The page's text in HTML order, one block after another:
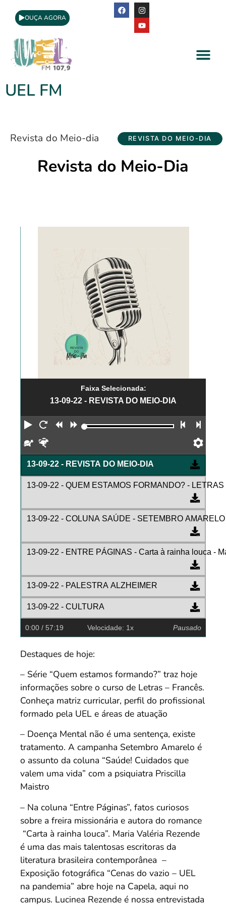
OUÇA AGORA
UEL FM
Revista do Meio-dia REVISTA DO MEIO-DIA
Revista do Meio-Dia
Faixa Selecionada:
13-09-22 - REVISTA DO MEIO-DIA
Reproduzir
Reiniciar
Retroceder
Avançar Faixa
Devagar
13-09-22 - REVISTA DO MEIO-DIA
13-09-22 - QUEM ESTAMOS FORMANDO? -
13-09-22 - COLUNA SAÚDE - SETEMBRO
13-09-22 - ENTRE PÁGINAS - Carta à rainha louca -
13-09-22 - PALESTRA ALZHEIMER
13-09-22 - CULTURA
0:00 / 57:19 Velocidade: 1x Pausado
Destaques de hoje:
– Série “Quem estamos formando?” traz hoje
informações sobre o curso de Letras – Francês.
Conheça matriz curricular, perfil do profissional
formado pela UEL e áreas de atuação
– Doença Mental não é uma sentença, existe
tratamento. A campanha Setembro Amarelo é
o assunto da coluna “Saúde! Cuidados que
valem uma vida” com a psiquiatra Priscilla
Maistro
– Na coluna “Entre Páginas”, fatos curiosos
sobre a freira missionária e autora do romance
“Carta à rainha louca”. Maria Valéria Rezende
é uma das mais talentosas escritoras da
literatura brasileira contemporânea –
Exposição fotográfica “Cenas do vazio – UEL
na pandemia” abre hoje na Capela, aqui no
campus. Lucinea Rezende é nossa entrevistada